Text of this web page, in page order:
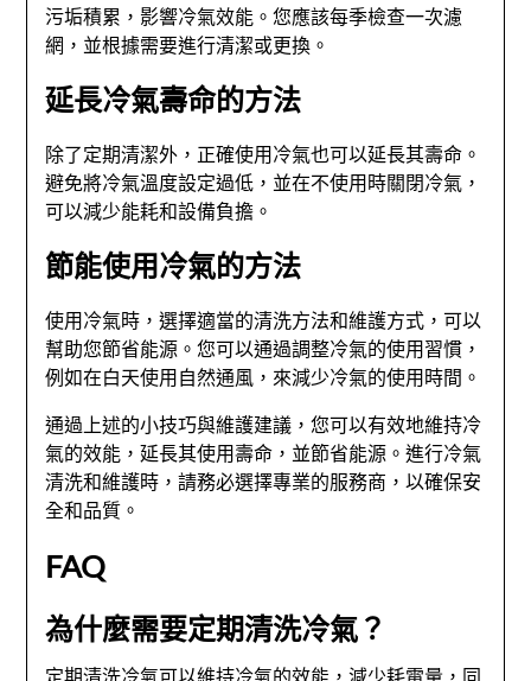
污垢積累，影響冷氣效能。您應該每季檢查一次濾
網，並根據需要進行清潔或更換。
延長冷氣壽命的方法
除了定期清潔外，正確使用冷氣也可以延長其壽命。
避免將冷氣溫度設定過低，並在不使用時關閉冷氣，
可以減少能耗和設備負擔。
節能使用冷氣的方法
使用冷氣時，選擇適當的清洗方法和維護方式，可以
幫助您節省能源。您可以通過調整冷氣的使用習慣，
例如在白天使用自然通風，來減少冷氣的使用時間。
通過上述的小技巧與維護建議，您可以有效地維持冷
氣的效能，延長其使用壽命，並節省能源。進行冷氣
清洗和維護時，請務必選擇專業的服務商，以確保安
全和品質。
FAQ
為什麼需要定期清洗冷氣？
定期清洗冷氣可以維持冷氣的效能，減少耗電量，同